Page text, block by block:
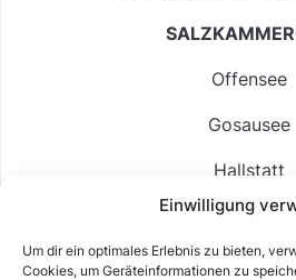
Einwilligung
Um dir ein optimales Erlebnis zu bieten,
Cookies, um Geräteinformationen zu
Offensee
Gosausee
Hallstatt
Altausseer